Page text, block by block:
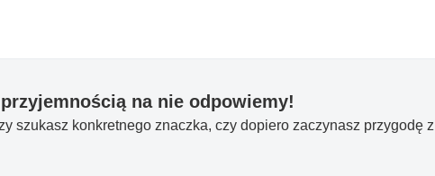
na nie odpowiemy!
szukasz konkretnego znaczka, czy dopiero zaczynasz przygodę z